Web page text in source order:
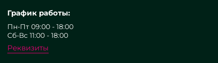
График работы:
Пн-Пт 09:00 - 18:00
Сб-Вс 11:00 - 18:00
Реквизиты